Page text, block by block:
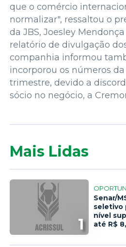
que o comércio
normalizar", ressaltou o
da JBS, Joesley
relatório de divulgação
companhia informou
incorporou os números
trimestre, devido a
sócio no negócio, a
Mais Lidas
1
Senar/
seletivo
nível
até R$